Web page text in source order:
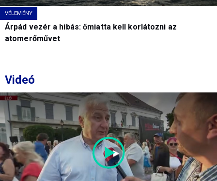
VÉLEMÉNY
Árpád vezér a hibás: őmiatta kell korlátozni az
atomerőművet
Videó